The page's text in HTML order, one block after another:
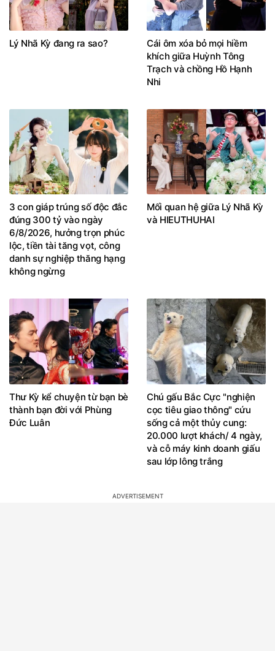
Lý Nhã Kỳ đang ra sao?
Cái ôm xóa bỏ mọi hiềm
khích giữa Huỳnh Tông
Trạch và chồng Hồ Hạnh
Nhi
3 con giáp trúng số độc đắc
đúng 300 tỷ vào ngày
6/8/2026, hưởng trọn phúc
lộc, tiền tài tăng vọt, công
danh sự nghiệp thăng hạng
không ngừng
Mối quan hệ giữa Lý Nhã Kỳ
và HIEUTHUHAI
Thư Kỳ kể chuyện từ bạn bè
thành bạn đời với Phùng
Đức Luân
Chú gấu Bắc Cực "nghiện
cọc tiêu giao thông" cứu
sống cả một thủy cung:
20.000 lượt khách/ 4 ngày,
và cỗ máy kinh doanh giấu
sau lớp lông trắng